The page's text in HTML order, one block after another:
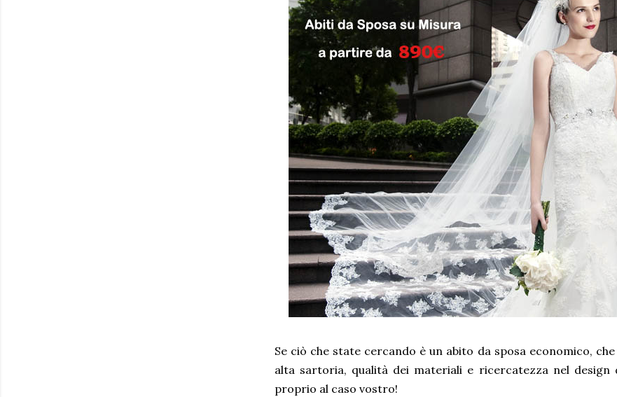
Se ciò che state cercando è un abito da sposa economico,
alta sartoria, qualità dei materiali e ricercatezza nel design
proprio al caso vostro!